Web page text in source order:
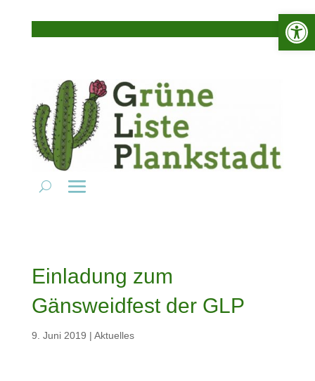
Einladung zum
Gänsweidfest der GLP
9. Juni 2019 | Aktuelles